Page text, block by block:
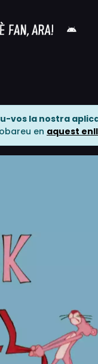
vos la nostra
en aquest